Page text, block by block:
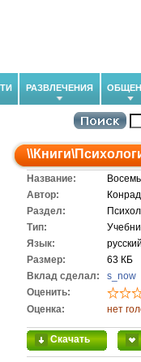
РАЗВЛЕЧЕНИЯ
\\Книги\
Название:
Автор:
Раздел:
Тип:
Язык:
Размер:
63 КБ
Вклад сделал:
s_now
Оценить:
Оценка:
нет
Скачать